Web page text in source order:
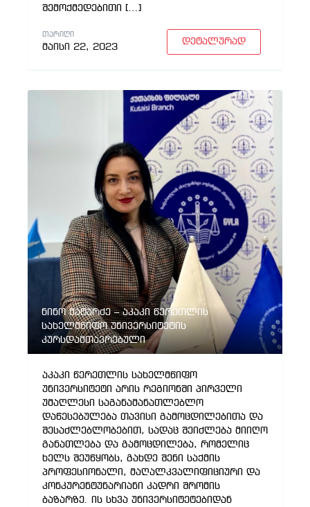
შემოქმედებითი […]
ᲗᲐᲠᲘᲦᲘ
მაისი 22, 2023
დეტალურად
ნინო მატარძე – აკაკი წერეთლის
სახელმწიფო უნივერსიტეტის
კურსდამთავრებული
აკაკი წერეთლის სახელმწიფო
უნივერსიტეტი არის რეგიონში პირველი
უმაღლესი საგანამანათლებლო
დაწესებულება თავისი გამოცდილებითა და
შესაძლებლობებით, სადაც შეიძლება მიიღო
განათლება და გამოცდილება, რომელიც
ხელს შეუწყობს, გახდე შენი საქმის
პროფესიონალი, მაღალკვალიფიციური და
კონკურენტუნარიანი კადრი შრომის
ბაზარზე. ის სხვა უნივერსიტეტებიდან